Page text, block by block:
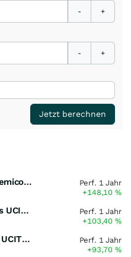
- +
- +
Jetzt berechnen
iShares MSCI Global Semiconductors UCITS ETF USD (Acc)
Perf. 1 Jahr
+148,10%
Global X Copper Miners UCITS ETF USD Acc
Perf. 1 Jahr
+103,40%
iShares Copper Miners UCITS ETF
Perf. 1 Jahr
+93,70%